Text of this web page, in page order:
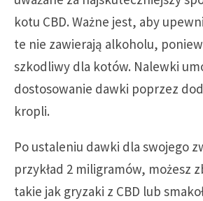
kotu CBD. Ważne jest, aby
te nie zawierają alkoholu,
szkodliwy dla kotów. Nalewki
dostosowanie dawki poprzez
kropli.
Po ustaleniu dawki dla swojego
przykład 2 miligramów, możesz
takie jak gryzaki z CBD lub